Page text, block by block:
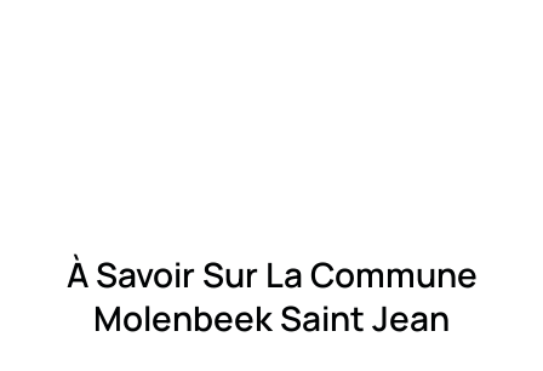
À Savoir Sur La Commune
Molenbeek Saint Jean